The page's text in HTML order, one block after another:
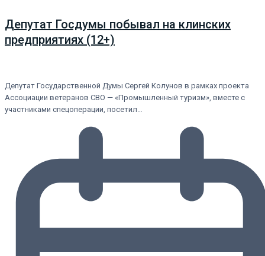
Депутат Госдумы побывал на клинских
предприятиях (12+)
Депутат Государственной Думы Сергей Колунов в рамках проекта
Ассоциации ветеранов СВО — «Промышленный туризм», вместе с
участниками спецоперации, посетил…